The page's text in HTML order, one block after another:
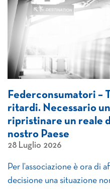
Federconsumatori –
ritardi. Necessario
ripristinare un reale
nostro Paese
28 Luglio 2026
Per l’associazione è ora di
decisione una situazione